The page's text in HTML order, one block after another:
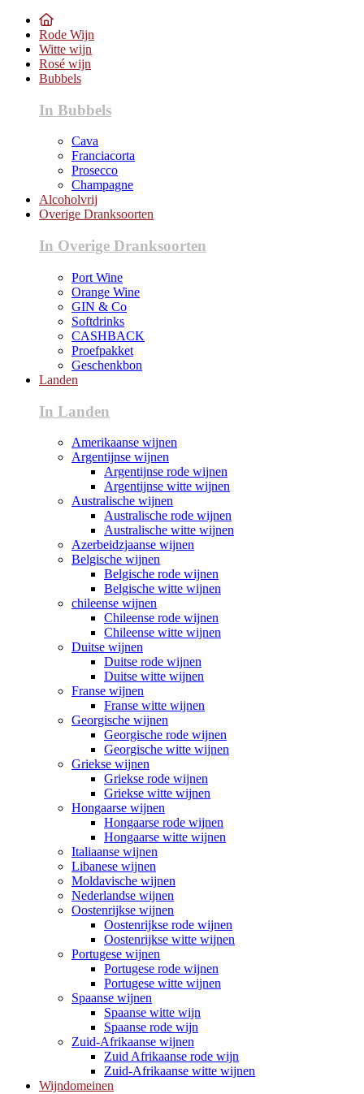
Rode Wijn
Witte wijn
Rosé wijn
Bubbels
In Bubbels
Cava
Franciacorta
Prosecco
Champagne
Alcoholvrij
Overige Dranksoorten
In Overige Dranksoorten
Port Wine
Orange Wine
GIN & Co
Softdrinks
CASHBACK
Proefpakket
Geschenkbon
Landen
In Landen
Amerikaanse wijnen
Argentijnse wijnen
Argentijnse rode wijnen
Argentijnse witte wijnen
Australische wijnen
Australische rode wijnen
Australische witte wijnen
Azerbeidzjaanse wijnen
Belgische wijnen
Belgische rode wijnen
Belgische witte wijnen
chileense wijnen
Chileense rode wijnen
Chileense witte wijnen
Duitse wijnen
Duitse rode wijnen
Duitse witte wijnen
Franse wijnen
Franse witte wijnen
Georgische wijnen
Georgische rode wijnen
Georgische witte wijnen
Griekse wijnen
Griekse rode wijnen
Griekse witte wijnen
Hongaarse wijnen
Hongaarse rode wijnen
Hongaarse witte wijnen
Italiaanse wijnen
Libanese wijnen
Moldavische wijnen
Nederlandse wijnen
Oostenrijkse wijnen
Oostenrijkse rode wijnen
Oostenrijkse witte wijnen
Portugese wijnen
Portugese rode wijnen
Portugese witte wijnen
Spaanse wijnen
Spaanse witte wijn
Spaanse rode wijn
Zuid-Afrikaanse wijnen
Zuid Afrikaanse rode wijn
Zuid-Afrikaanse witte wijnen
Wijndomeinen